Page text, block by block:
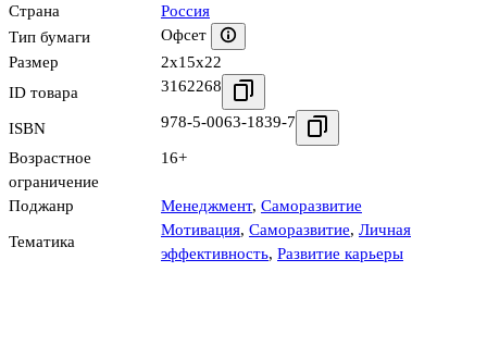
Страна
Россия
Тип бумаги
Офсет
Размер
2x15x22
ID товара
3162268
ISBN 978-5-0063-1839-7
Возрастное
ограничение
16+
Поджанр Менеджмент, Саморазвитие
Тематика
Мотивация, Саморазвитие, Личная
эффективность, Развитие карьеры